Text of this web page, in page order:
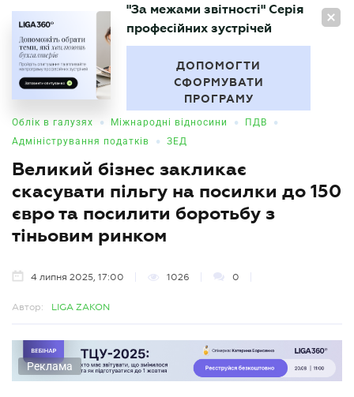
UA
БУХГАЛТЕР
"За межами звітності" Серія
професійних зустрічей
ДОПОМОГТИ
СФОРМУВАТИ
ПРОГРАМУ
Облік в галузях • Міжнародні відносини • ПДВ •
Адміністрування податків • ЗЕД
Великий бізнес закликає
скасувати пільгу на посилки до 150
євро та посилити боротьбу з
тіньовим ринком
4 липня 2025, 17:00 1026 0
Автор: LIGA ZAKON
Реклама